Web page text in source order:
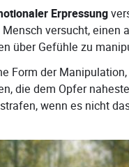
Erpressung
versucht, einen
über Gefühle zu
Form der
die dem Opfer
wenn es nicht